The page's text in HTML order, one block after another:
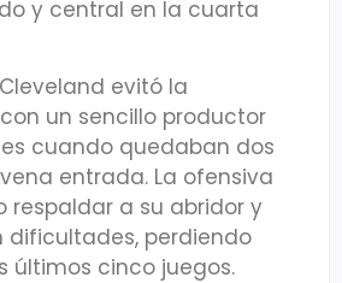
y central en la cuarta
evitó la
un sencillo productor
cuando quedaban dos
entrada. La ofensiva
respaldar a su abridor y
dificultades, perdiendo
últimos cinco juegos.